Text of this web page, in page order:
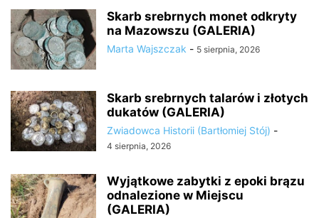
Skarb srebrnych monet odkryty
na Mazowszu (GALERIA)
Marta Wajszczak - 5 sierpnia, 2026
Skarb srebrnych talarów i złotych
dukatów (GALERIA)
Zwiadowca Historii (Bartłomiej Stój) -
4 sierpnia, 2026
Wyjątkowe zabytki z epoki brązu
odnalezione w Miejscu
(GALERIA)